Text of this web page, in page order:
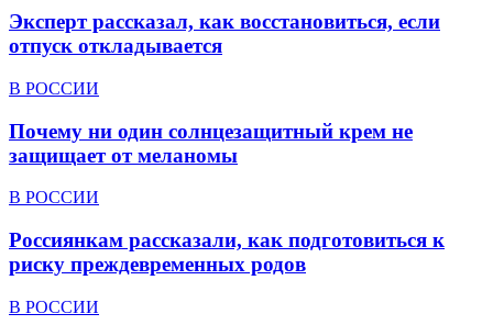
Эксперт рассказал, как восстановиться, если
отпуск откладывается
В РОССИИ
Почему ни один солнцезащитный крем не
защищает от меланомы
В РОССИИ
Россиянкам рассказали, как подготовиться к
риску преждевременных родов
В РОССИИ